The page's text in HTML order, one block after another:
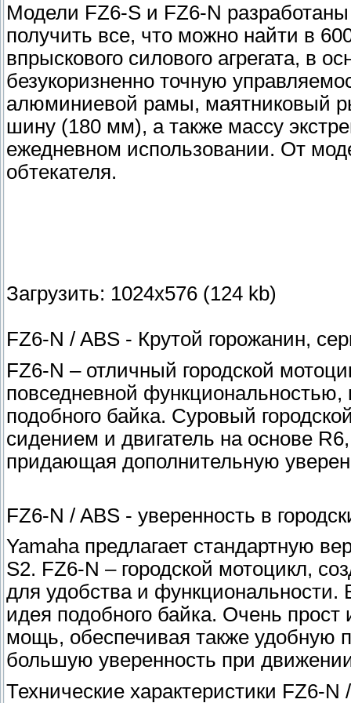
Модели FZ6-S и FZ6-N
получить все, что можно найти в
впрыскового силового агрегата, в
безукоризненно точную
алюминиевой рамы, маятниковый
шину (180 мм), а также массу
ежедневном использовании. От
обтекателя.
Загрузить: 1024x576 (124 kb)
FZ6-N / ABS - Крутой горожанин,
FZ6-N – отличный городской
повседневной функциональностью,
подобного байка. Cуровый
сидением и двигатель на основе
придающая дополнительную
FZ6-N / ABS - уверенность в
Yamaha предлагает стандартную
S2. FZ6-N – городской мотоцикл,
для удобства и функциональности.
идея подобного байка. Очень
мощь, обеспечивая также удобную
большую уверенность при
Технические характеристики FZ6-N